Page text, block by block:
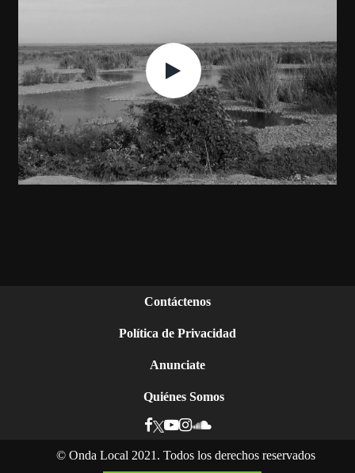
Contáctenos
Política de Privacidad
Anunciate
Quiénes Somos
© Onda Local 2021. Todos los derechos reservados